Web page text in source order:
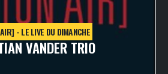
- LE LIVE DU DIMANCHE
VANDER TRIO